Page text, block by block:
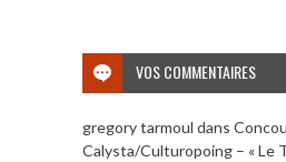
VOS COMMENTAIRES
gregory tarmoul dans
Calysta/Culturopoing – « Le